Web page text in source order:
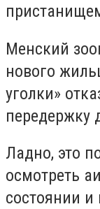
Менский
нового
уголки»
передержку
Ладно, это
осмотреть
состоянии и